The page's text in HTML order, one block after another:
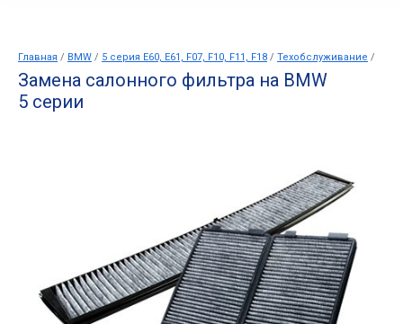
Глав­ная / BMW / 5 серия E60, E61, F07, F10, F11, F18 / Тех­об­слу­жи­ва­ние /
Замена салонного фильтра на BMW
5 серии